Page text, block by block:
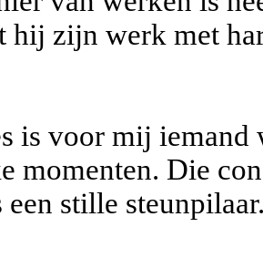
hij zijn werk met
is voor mij
momenten. Die
een stille